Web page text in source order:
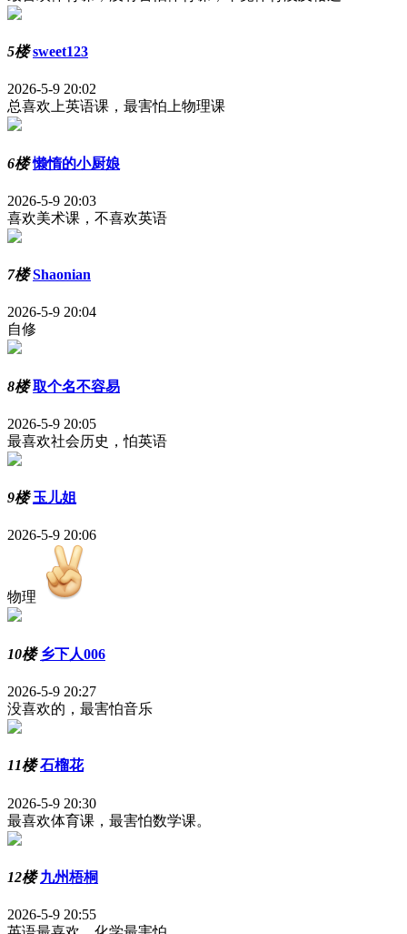
5楼 sweet123
2026-5-9 20:02
总喜欢上英语课，最害怕上物理课
6楼 懒惰的小厨娘
2026-5-9 20:03
喜欢美术课，不喜欢英语
7楼 Shaonian
2026-5-9 20:04
自修
8楼 取个名不容易
2026-5-9 20:05
最喜欢社会历史，怕英语
9楼 玉儿姐
2026-5-9 20:06
物理
10楼 乡下人006
2026-5-9 20:27
没喜欢的，最害怕音乐
11楼 石榴花
2026-5-9 20:30
最喜欢体育课，最害怕数学课。
12楼 九州梧桐
2026-5-9 20:55